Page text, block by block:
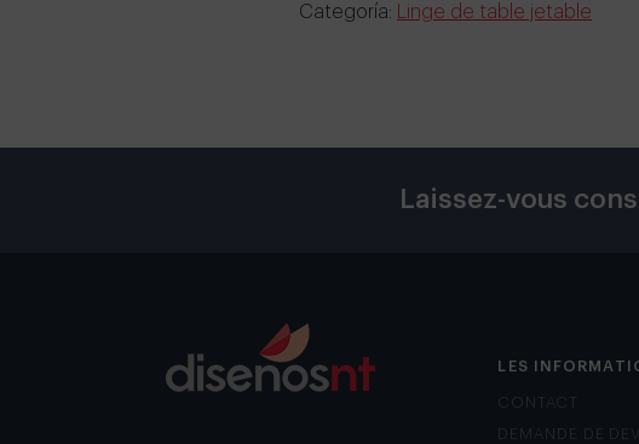
Categoría: Linge de table jetable
Laissez-vous
LES
CONTACT
DEMANDE DE